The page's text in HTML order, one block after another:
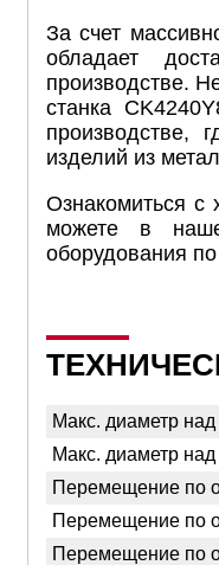
За счет
обладает
производстве.
станка
производстве,
изделий из
Ознакомиться с
можете в
оборудования
Макс. диаметр
Макс. диаметр
Перемещение по
Перемещение по
Перемещение по